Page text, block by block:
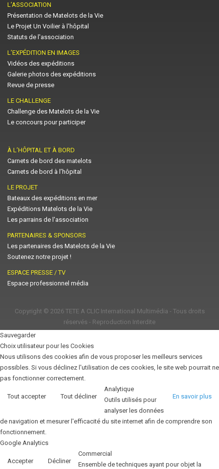
L’ASSOCIATION
Présentation de Matelots de la Vie
Le Projet Un Voilier à l'hôpital
Statuts de l'association
L’EXPÉDITION EN IMAGES
Vidéos des expéditions
Galerie photos des expéditions
Revue de presse
LE CHALLENGE
Challenge des Matelots de la Vie
Le concours pour participer
À L’HÔPITAL ET À BORD
Carnets de bord des matelots
Carnets de bord à l’hôpital
LE PROJET
Bateaux des expéditions en mer
Expéditions Matelots de la Vie
Les parrains de l'association
PARTENAIRES & SPONSORS
Les partenaires des Matelots de la Vie
Soutenez notre projet !
ESPACE PRESSE / TV
Espace professionnel média
Copyright © 2026 TETE A CLIC International Multimédia - Tous droits
réservés - Reproduction Interdite
Sauvegarder
Choix utilisateur pour les Cookies
Nous utilisons des cookies afin de vous proposer les meilleurs services
possibles. Si vous déclinez l'utilisation de ces cookies, le site web pourrait ne
pas fonctionner correctement.
Tout accepter Tout décliner En savoir plus
Analytique
Outils utilisés pour
analyser les données
de navigation et mesurer l'efficacité du site internet afin de comprendre son
fonctionnement.
Google Analytics
Accepter Décliner
Commercial
Ensemble de techniques ayant pour objet la